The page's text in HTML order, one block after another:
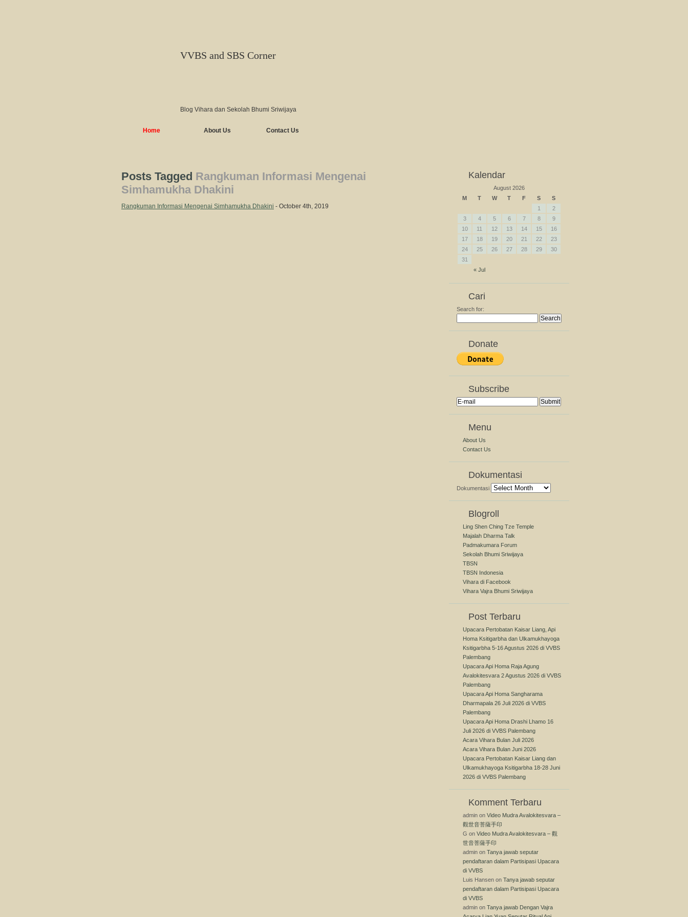
VVBS and SBS Corner
Blog Vihara dan Sekolah Bhumi Sriwijaya
Home About Us Contact Us
Posts Tagged Rangkuman Informasi Mengenai
Simhamukha Dhakini
Rangkuman Informasi Mengenai Simhamukha Dhakini - October 4th, 2019
Kalendar
August 2026
M
T W T F S S
« Jul
1
2
3
4 5 6 7 8
9
10
11 12 13 14 15
16
17
18 19 20 21 22
23
24
25 26 27 28 29
30
31
Cari
Search for:
Donate
Subscribe
Menu
About Us
Contact Us
Dokumentasi
Dokumentasi
Blogroll
Ling Shen Ching Tze Temple
Majalah Dharma Talk
Padmakumara Forum
Sekolah Bhumi Sriwijaya
TBSN
TBSN Indonesia
Vihara di Facebook
Vihara Vajra Bhumi Sriwijaya
Post Terbaru
Upacara Pertobatan Kaisar Liang, Api
Homa Ksitigarbha dan Ulkamukhayoga
Ksitigarbha 5-16 Agustus 2026 di VVBS
Palembang
Upacara Api Homa Raja Agung
Avalokitesvara 2 Agustus 2026 di VVBS
Palembang
Upacara Api Homa Sangharama
Dharmapala 26 Juli 2026 di VVBS
Palembang
Upacara Api Homa Drashi Lhamo 16
Juli 2026 di VVBS Palembang
Acara Vihara Bulan Juli 2026
Acara Vihara Bulan Juni 2026
Upacara Pertobatan Kaisar Liang dan
Ulkamukhayoga Ksitigarbha 18-28 Juni
2026 di VVBS Palembang
Komment Terbaru
admin on Video Mudra Avalokitesvara –
觀世音菩薩手印
G on Video Mudra Avalokitesvara – 觀
世音菩薩手印
admin on Tanya jawab seputar
pendaftaran dalam Partisipasi Upacara
di VVBS
Luis Hansen on Tanya jawab seputar
pendaftaran dalam Partisipasi Upacara
di VVBS
admin on Tanya jawab Dengan Vajra